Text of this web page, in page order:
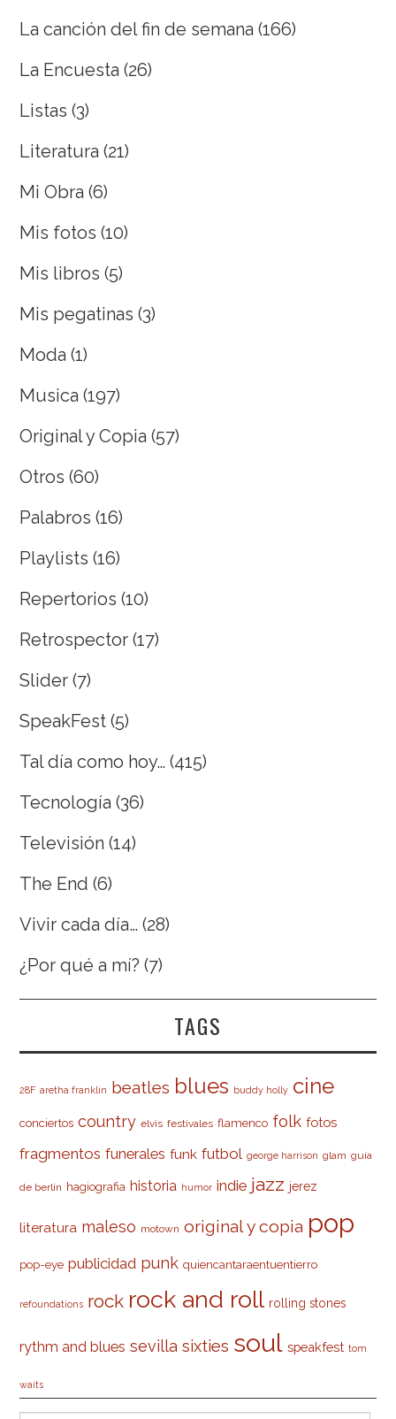
La canción del fin de semana (166)
La Encuesta (26)
Listas (3)
Literatura (21)
Mi Obra (6)
Mis fotos (10)
Mis libros (5)
Mis pegatinas (3)
Moda (1)
Musica (197)
Original y Copia (57)
Otros (60)
Palabros (16)
Playlists (16)
Repertorios (10)
Retrospector (17)
Slider (7)
SpeakFest (5)
Tal día como hoy… (415)
Tecnología (36)
Televisión (14)
The End (6)
Vivir cada día… (28)
¿Por qué a mí? (7)
TAGS
28F aretha franklin beatles blues buddy holly cine
conciertos country elvis festivales flamenco folk fotos
fragmentos funerales funk futbol george harrison glam guía
de berlín hagiografia historia humor indie jazz jerez
literatura maleso motown original y copia pop
pop-eye publicidad punk quiencantaraentuentierro
refoundations rock rock and roll rolling stones
rythm and blues sevilla sixties soul speakfest tom
waits